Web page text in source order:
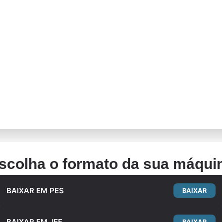
o formato da sua
BAIXAR EM PES BAIXAR